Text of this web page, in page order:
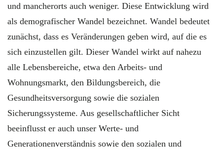
und mancherorts auch weniger. Diese Entwicklung wird
als demografischer Wandel bezeichnet. Wandel bedeutet
zunächst, dass es Veränderungen geben wird, auf die es
sich einzustellen gilt. Dieser Wandel wirkt auf nahezu
alle Lebensbereiche, etwa den Arbeits- und
Wohnungsmarkt, den Bildungsbereich, die
Gesundheitsversorgung sowie die sozialen
Sicherungssysteme. Aus gesellschaftlicher Sicht
beeinflusst er auch unser Werte- und
Generationenverständnis sowie den sozialen und